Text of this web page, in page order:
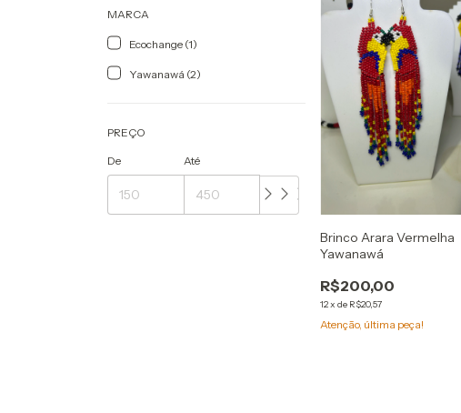
MARCA
Ecochange (1)
Yawanawá (2)
PREÇO
De Até
Brinco Arara Vermelha
Yawanawá
R$200,00
12xde R$20,57
Atenção, última peça!